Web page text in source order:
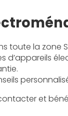
toute la zone
d’appareils
et